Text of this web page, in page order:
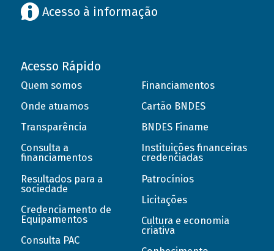
Acesso à informação
Acesso Rápido
Quem somos
Onde atuamos
Transparência
Consulta a
financiamentos
Resultados para a
sociedade
Credenciamento de
Equipamentos
Consulta PAC
Financiamentos
Cartão BNDES
BNDES Finame
Instituições financeiras
credenciadas
Patrocínios
Licitações
Cultura e economia
criativa